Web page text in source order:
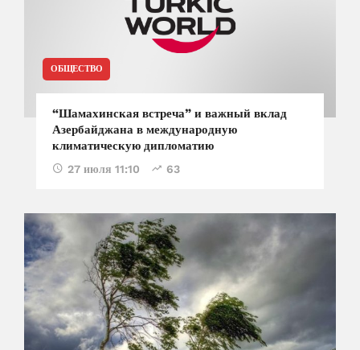
ОБЩЕСТВО
“Шамахинская встреча” и важный вклад
Азербайджана в международную
климатическую дипломатию
27 июля 11:10 63